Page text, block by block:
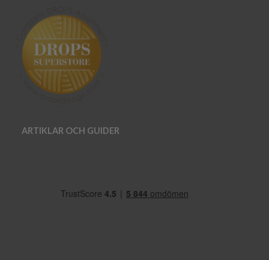
ARTIKLAR OCH GUIDER